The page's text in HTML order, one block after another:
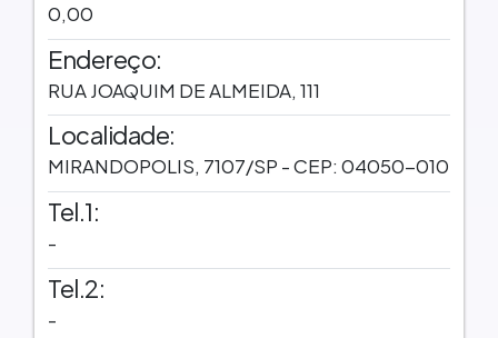
0,00
Endereço:
RUA JOAQUIM DE ALMEIDA, 111
Localidade:
MIRANDOPOLIS, 7107/SP - CEP: 04050-010
Tel.1:
-
Tel.2:
-